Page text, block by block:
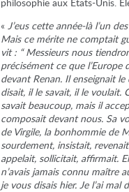
« J’eus cette année-là l’un
Mais ce mérite ne comptait
vit : “ Messieurs nous
précisément ce que
devant Renan. Il enseignait
disait, il le savait, il le
savait beaucoup, mais il
composait devant nous. Sa
de Virgile, la bonhommie de
sourdement, insistait,
appelait, sollicitait, affirmait.
n’avais jamais connu maître
je vous disais hier. Je l’ai mal